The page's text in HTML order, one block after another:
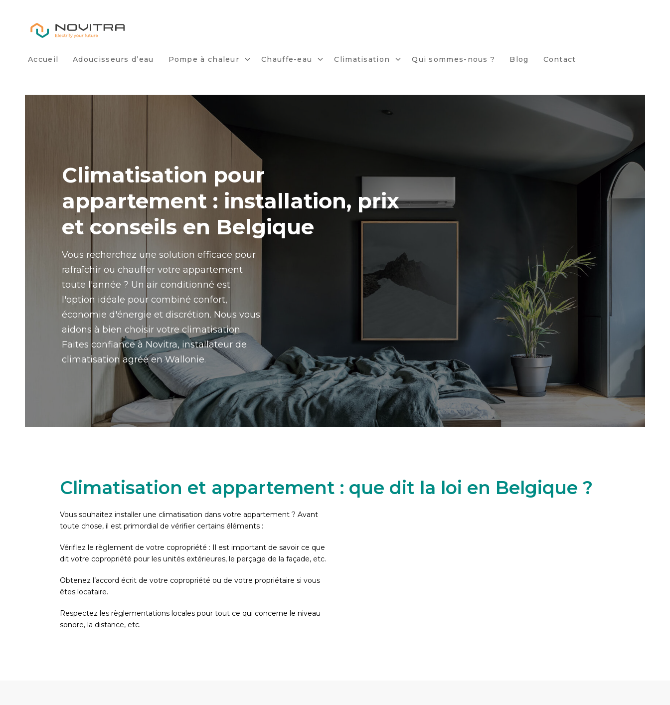
Accueil Adoucisseurs d’eau Pompe à chaleur Chauffe-eau Climatisation Qui sommes-nous ? Blog Contact
Climatisation pour
appartement : installation, prix
et conseils en Belgique
Vous recherchez une solution efficace pour
rafraîchir ou chauffer votre appartement
toute l'année ? Un air conditionné est
l'option idéale pour combiné confort,
économie d'énergie et discrétion. Nous vous
aidons à bien choisir votre climatisation.
Faites confiance à Novitra, installateur de
climatisation agréé en Wallonie.
Climatisation et appartement : que dit la loi en Belgique ?
Vous souhaitez installer une climatisation dans votre appartement ? Avant
toute chose, il est primordial de vérifier certains éléments :
Vérifiez le règlement de votre copropriété : Il est important de savoir ce que
dit votre copropriété pour les unités extérieures, le perçage de la façade, etc.
Obtenez l’accord écrit de votre copropriété ou de votre propriétaire si vous
êtes locataire.
Respectez les règlementations locales pour tout ce qui concerne le niveau
sonore, la distance, etc.